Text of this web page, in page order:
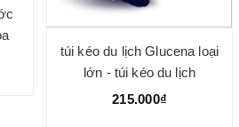
túi kéo du lịch Glucena loại
lớn - túi kéo du lịch
215.000₫